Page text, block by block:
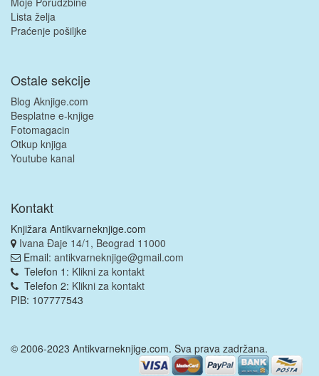
Lista želja
Praćenje pošiljke
Ostale sekcije
Blog Aknjige.com
Besplatne e-knjige
Fotomagacin
Otkup knjiga
Youtube kanal
Kontakt
Knjižara Antikvarneknjige.com
Ivana Đaje 14/1, Beograd 11000
Email: antikvarneknjige@gmail.com
Telefon 1: Klikni za kontakt
Telefon 2: Klikni za kontakt
PIB: 107777543
© 2006-2023 Antikvarneknjige.com. Sva prava zadržana.